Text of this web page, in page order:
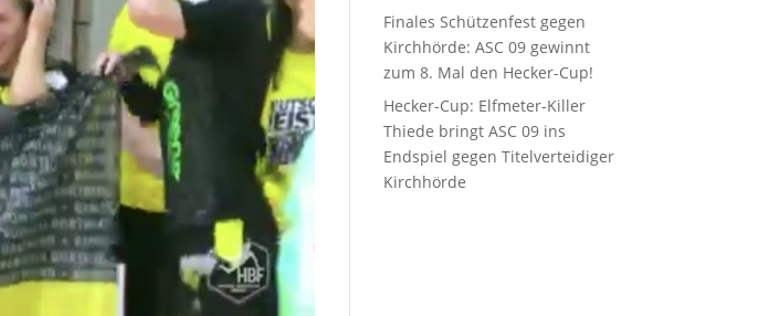
Finales Schützenfest gegen
Kirchhörde: ASC 09 gewinnt
zum 8. Mal den Hecker-Cup!
Hecker-Cup: Elfmeter-Killer
Thiede bringt ASC 09 ins
Endspiel gegen Titelverteidiger
Kirchhörde